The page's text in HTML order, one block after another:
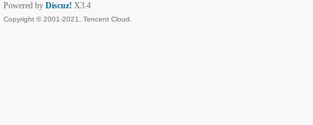
Powered by Discuz! X3.4
Copyright © 2001-2021, Tencent Cloud.